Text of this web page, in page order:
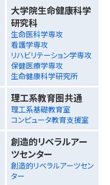
大学院生命健康科学
研究科
生命医科学専攻
看護学専攻
リハビリテーション学専攻
保健医療学専攻
生命健康科学研究所
理工系教育圏共通
理工系基礎教育室
コンピュータ教育支援室
創造的リベラルアー
ツセンター
創造的リベラルアーツセン
ター